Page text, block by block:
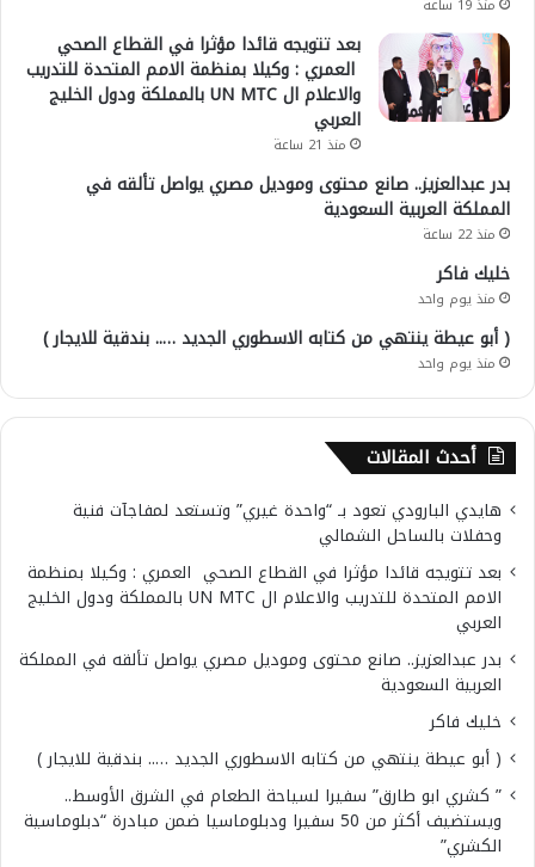
منذ 19 ساعة
بعد تتويجه قائدا مؤثرا في القطاع الصحي
العمري : وكيلا بمنظمة الامم المتحدة للتدريب
والاعلام ال UN MTC بالمملكة ودول الخليج
العربي
منذ 21 ساعة
بدر عبدالعزيز.. صانع محتوى وموديل مصري يواصل تألقه في
المملكة العربية السعودية
منذ 22 ساعة
خليك فاكر
منذ يوم واحد
( أبو عيطة ينتهي من كتابه الاسطوري الجديد ….. بندقية للايجار )
منذ يوم واحد
أحدث المقالات
هايدي البارودي تعود بـ “واحدة غيري” وتستعد لمفاجآت فنية
وحفلات بالساحل الشمالي
بعد تتويجه قائدا مؤثرا في القطاع الصحي العمري : وكيلا بمنظمة
الامم المتحدة للتدريب والاعلام ال UN MTC بالمملكة ودول الخليج
العربي
بدر عبدالعزيز.. صانع محتوى وموديل مصري يواصل تألقه في المملكة
العربية السعودية
خليك فاكر
( أبو عيطة ينتهي من كتابه الاسطوري الجديد ….. بندقية للايجار )
” كشري ابو طارق” سفيرا لسياحة الطعام في الشرق الأوسط..
ويستضيف أكثر من 50 سفيرا ودبلوماسيا ضمن مبادرة “دبلوماسية
الكشري”